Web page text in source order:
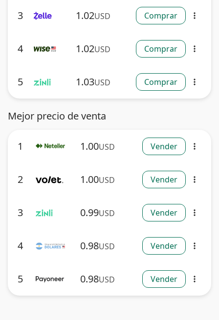
3 1.02USD Comprar more_vert
4 1.02USD Comprar more_vert
5 1.03USD Comprar more_vert
Mejor precio de venta
1 1.00USD Vender more_vert
2 1.00USD Vender more_vert
3 0.99USD Vender more_vert
4 0.98USD Vender more_vert
5 0.98USD Vender more_vert